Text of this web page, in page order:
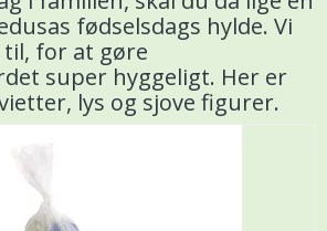
fødselsdags hylde. Vi
for at gøre
super hyggeligt. Her er
lys og sjove figurer.